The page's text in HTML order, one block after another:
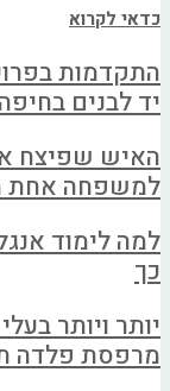
כדאי לקרוא
התקדמות
יד לבנים
האיש שפיצח
למשפחה אחת מעל
למה לימוד
כך
יותר ויותר
מרפסת פלדה